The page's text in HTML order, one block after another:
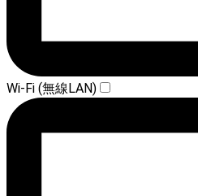
Wi-Fi (無線LAN)